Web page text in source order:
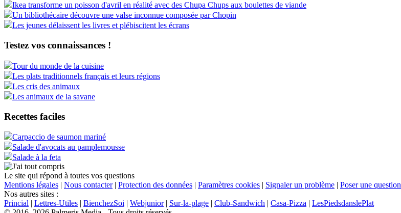
Ikea transforme un poisson d'avril en réalité avec des Chupa Chups aux boulettes de viande
Un bibliothécaire découvre une valse inconnue composée par Chopin
Les jeunes délaissent les livres et plébiscitent les écrans
Testez vos connaissances !
Tour du monde de la cuisine
Les plats traditionnels français et leurs régions
Les cris des animaux
Les animaux de la savane
Recettes faciles
Carpaccio de saumon mariné
Salade d'avocats au pamplemousse
Salade à la feta
Le site qui répond à toutes vos questions
Mentions légales | Nous contacter| Protection des données | Paramètres cookies | Signaler un problème | Poser une question
Nos autres sites :
Princial | Lettres-Utiles | BienchezSoi | Webjunior| Sur-la-plage | Club-Sandwich | Casa-Pizza | LesPiedsdanslePlat